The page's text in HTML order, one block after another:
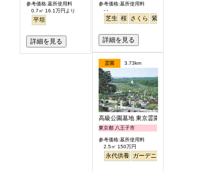
参考価格:墓所使用料
0.7㎡ 16.1万円より
平坦
詳細を見る
参考価格:墓所使用料
- -
芝生 桜 さくら 紫陽花
詳細を見る
霊園 3.73km
高級公園墓地 東京霊園
東京都 八王子市
参考価格:墓所使用料
2.5㎡ 150万円
永代供養 ガーデニング